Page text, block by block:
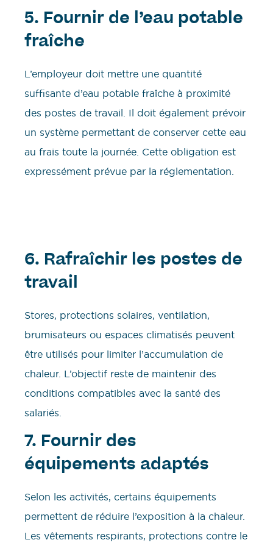
5. Fournir de l’eau potable
fraîche
L’employeur doit mettre une quantité
suffisante d’eau potable fraîche à proximité
des postes de travail. Il doit également prévoir
un système permettant de conserver cette eau
au frais toute la journée. Cette obligation est
expressément prévue par la réglementation.
6. Rafraîchir les postes de
travail
Stores, protections solaires, ventilation,
brumisateurs ou espaces climatisés peuvent
être utilisés pour limiter l’accumulation de
chaleur. L’objectif reste de maintenir des
conditions compatibles avec la santé des
salariés.
7. Fournir des
équipements adaptés
Selon les activités, certains équipements
permettent de réduire l’exposition à la chaleur.
Les vêtements respirants, protections contre le